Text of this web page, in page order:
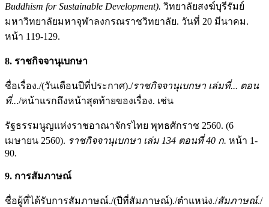
Buddhism for Sustainable Development). วิทยาลัยสงฆ์บุรีรัมย์
มหาวิทยาลัยมหาจุฬาลงกรณราชวิทยาลัย. วันที่ 20 มีนาคม.
หน้า 119-129.
8. ราชกิจจานุเบกษา
ชื่อเรื่อง./(วันเดือนปีที่ประกาศ)./ราชกิจจานุเบกษา เล่มที่... ตอน
ที่.../หน้าแรกถึงหน้าสุดท้ายของเรื่อง. เช่น
รัฐธรรมนูญแห่งราชอาณาจักรไทย พุทธศักราช 2560. (6
เมษายน 2560). ราชกิจจานุเบกษา เล่ม 134 ตอนที่ 40 ก. หน้า 1-
90.
9. การสัมภาษณ์
ชื่อผู้ที่ได้รับการสัมภาษณ์./(ปีที่สัมภาษณ์)./ตำแหน่ง./สัมภาษณ์./